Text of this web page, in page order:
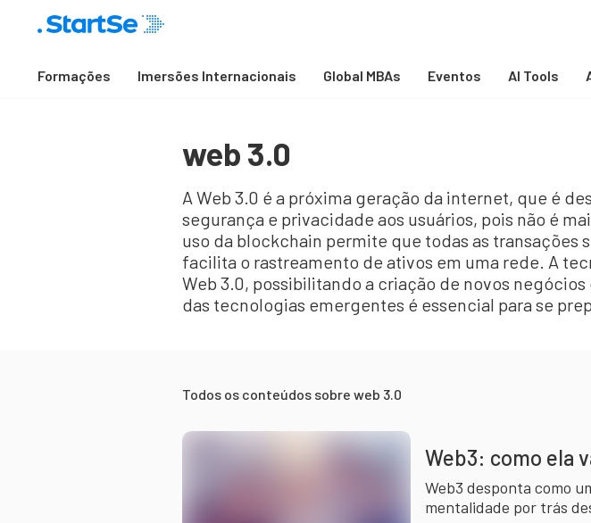
Formações Imersões Internacionais Global MBAs Eventos AI Tools
web 3.0
A Web 3.0 é a próxima geração da internet, que é
segurança e privacidade aos usuários, pois não é
uso da blockchain permite que todas as transações
facilita o rastreamento de ativos em uma rede. A
Web 3.0, possibilitando a criação de novos
das tecnologias emergentes é essencial para se
Todos os conteúdos sobre web 3.0
Web3: como ela
Web3 desponta como
mentalidade por trás